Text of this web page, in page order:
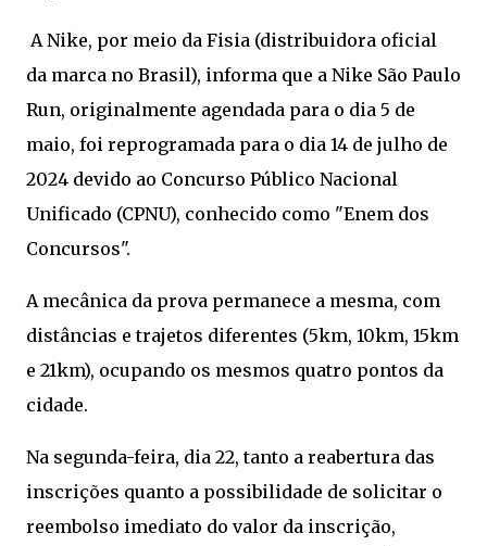
A Nike, por meio da Fisia (distribuidora oficial
da marca no Brasil), informa que a Nike São Paulo
Run, originalmente agendada para o dia 5 de
maio, foi reprogramada para o dia 14 de julho de
2024 devido ao Concurso Público Nacional
Unificado (CPNU), conhecido como "Enem dos
Concursos".
A mecânica da prova permanece a mesma, com
distâncias e trajetos diferentes (5km, 10km, 15km
e 21km), ocupando os mesmos quatro pontos da
cidade.
Na segunda-feira, dia 22, tanto a reabertura das
inscrições quanto a possibilidade de solicitar o
reembolso imediato do valor da inscrição,